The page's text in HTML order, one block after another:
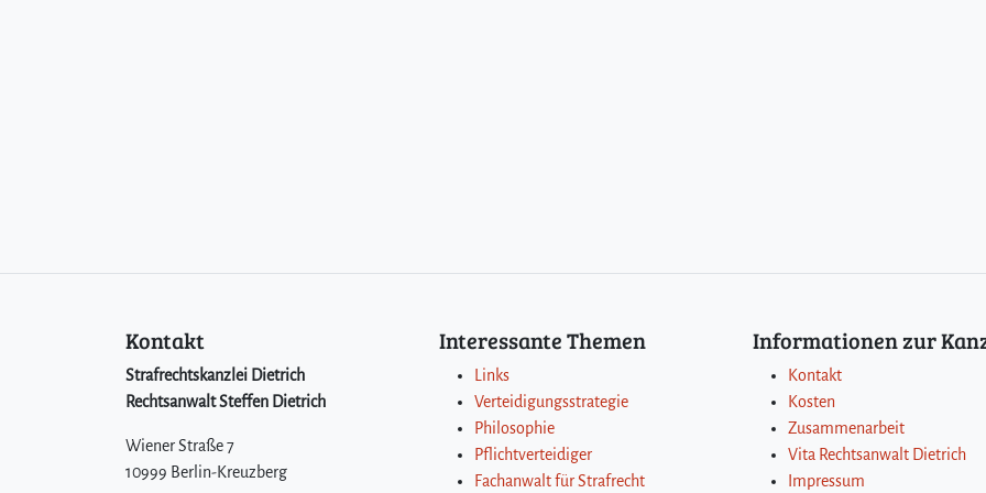
Kontakt
Strafrechtskanzlei Dietrich
Rechtsanwalt Steffen Dietrich
Wiener Straße 7
10999 Berlin-Kreuzberg
Interessante Themen
Links
Verteidigungsstrategie
Philosophie
Pflichtverteidiger
Fachanwalt für Strafrecht
Informationen zur
Kontakt
Kosten
Zusammenarbeit
Vita Rechtsanwalt Dietrich
Impressum